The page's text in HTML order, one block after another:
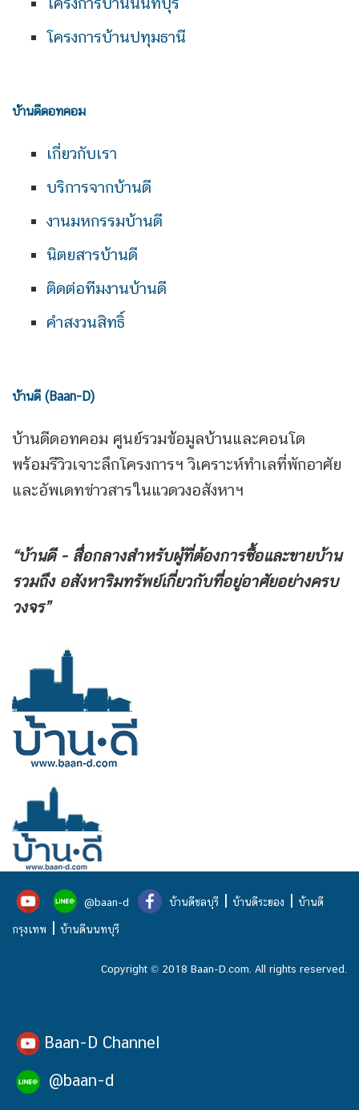
โครงการบ้านปทุมธานี
บ้านดีดอทคอม
เกี่ยวกับเรา
บริการจากบ้านดี
งานมหกรรมบ้านดี
นิตยสารบ้านดี
ติดต่อทีมงานบ้านดี
คำสงวนสิทธิ์
บ้านดี (Baan-D)
บ้านดีดอทคอม ศูนย์รวมข้อมูลบ้านและคอนโด
พร้อมรีวิวเจาะลึกโครงการฯ วิเคราะห์ทำเลที่พักอาศัย
และอัพเดทข่าวสารในแวดวงอสังหาฯ
“บ้านดี - สื่อกลางสำหรับผู้ที่ต้องการซื้อและขายบ้าน
รวมถึง อสังหาริมทรัพย์เกี่ยวกับที่อยู่อาศัยอย่างครบ
วงจร”
@baan-d บ้านดีชลบุรี | บ้านดีระยอง | บ้านดี
กรุงเทพ | บ้านดีนนทบุรี
Copyright © 2018 Baan-D.com. All rights reserved.
Baan-D Channel
@baan-d